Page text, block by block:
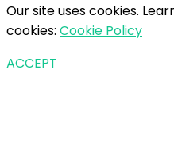
Our site uses cookies.
cookies: Cookie Policy
ACCEPT